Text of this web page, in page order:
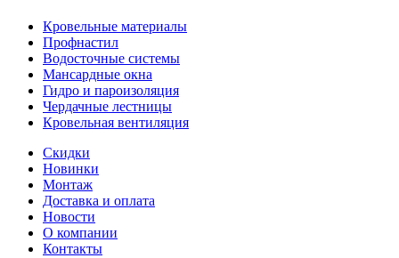
Кровельные материалы
Профнастил
Водосточные системы
Мансардные окна
Гидро и пароизоляция
Чердачные лестницы
Кровельная вентиляция
Скидки
Новинки
Монтаж
Доставка и оплата
Новости
О компании
Контакты